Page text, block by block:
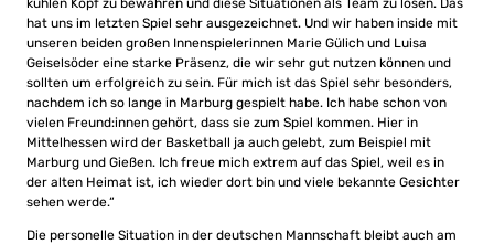
kühlen Kopf zu bewahren und diese Situationen als Team zu lösen. Das
hat uns im letzten Spiel sehr ausgezeichnet. Und wir haben inside mit
unseren beiden großen Innenspielerinnen Marie Gülich und Luisa
Geiselsöder eine starke Präsenz, die wir sehr gut nutzen können und
sollten um erfolgreich zu sein. Für mich ist das Spiel sehr besonders,
nachdem ich so lange in Marburg gespielt habe. Ich habe schon von
vielen Freund:innen gehört, dass sie zum Spiel kommen. Hier in
Mittelhessen wird der Basketball ja auch gelebt, zum Beispiel mit
Marburg und Gießen. Ich freue mich extrem auf das Spiel, weil es in
der alten Heimat ist, ich wieder dort bin und viele bekannte Gesichter
sehen werde.“
Die personelle Situation in der deutschen Mannschaft bleibt auch am